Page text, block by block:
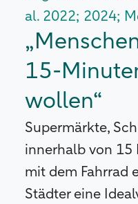
al. 2022; 2024;
15-
wollen“
Supermärkte,
innerhalb von 15
mit dem Fahrrad
Städter eine